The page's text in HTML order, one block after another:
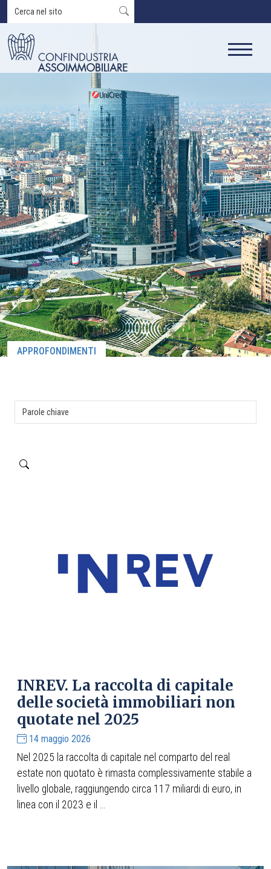
APPROFONDIMENTI
INREV. La raccolta di capitale
delle società immobiliari non
quotate nel 2025
14 maggio 2026
Nel 2025 la raccolta di capitale nel comparto del real
estate non quotato è rimasta complessivamente stabile a
livello globale, raggiungendo circa 117 miliardi di euro, in
linea con il 2023 e il ...